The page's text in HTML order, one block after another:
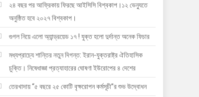
২৪ বছর পর আফ্রিকায় ফিরছে আইসিসি বিশ্বকাপ।১২ ভেন্যুতে
অনুষ্ঠিত হবে ২০২৭ বিশ্বকাপ।
গুগল নিয়ে এলো অ্যান্ড্রয়েড ১৭ ! যুক্ত হলো দুর্দান্ত অনেক ফিচার
মধ্যপ্রাচ্যে শান্তির নতুন দিগন্ত: ইরান-যুক্তরাষ্ট্র ঐতিহাসিক
চুক্তি। নিষেধাজ্ঞা প্রত্যাহারের ঘোষণা ইউরোপের ৪ দেশের
তেরখাদায় “৫ বছরে ২৫ কোটি বৃক্ষরোপন কর্মসূচী”র শুভ উদ্বোধন